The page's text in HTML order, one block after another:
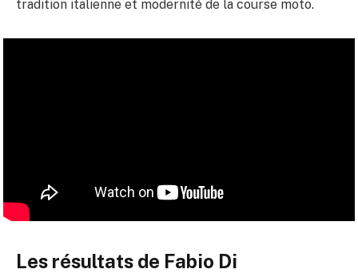
tradition italienne et modernité de la course moto.
Les résultats de Fabio Di